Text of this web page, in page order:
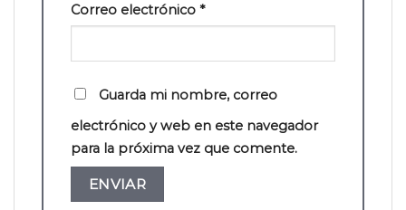
Correo electrónico *
Guarda mi nombre, correo
electrónico y web en este navegador
para la próxima vez que comente.